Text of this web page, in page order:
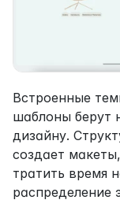
Встроенные
шаблоны берут
дизайну.
создает
тратить время
распределение